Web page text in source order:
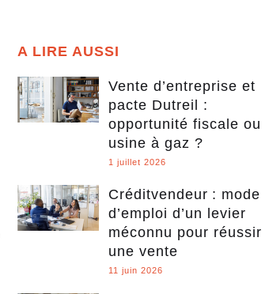
A LIRE AUSSI
Vente d’entreprise et
pacte Dutreil :
opportunité fiscale ou
usine à gaz ?
1 juillet 2026
Créditvendeur : mode
d’emploi d’un levier
méconnu pour réussir
une vente
11 juin 2026